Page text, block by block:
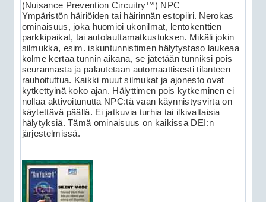
(Nuisance Prevention Circuitry™) NPC
Ympäristön häiriöiden tai häirinnän estopiiri. Nerokas
ominaisuus, joka huomioi ukonilmat, lentokenttien
parkkipaikat, tai autolauttamatkustuksen. Mikäli jokin
silmukka, esim. iskuntunnistimen hälytystaso laukeaa
kolme kertaa tunnin aikana, se jätetään tunniksi pois
seurannasta ja palautetaan automaattisesti tilanteen
rauhoituttua. Kaikki muut silmukat ja ajonesto ovat
kytkettyinä koko ajan. Hälyttimen pois kytkeminen ei
nollaa aktivoitunutta NPC:tä vaan käynnistysvirta on
käytettävä päällä. Ei jatkuvia turhia tai ilkivaltaisia
hälytyksiä. Tämä ominaisuus on kaikissa DEI:n
järjestelmissä.